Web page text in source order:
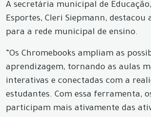
A secretária municipal de
Esportes, Cleri Siepmann, destacou
para a rede municipal de ensino.
“Os Chromebooks ampliam as
aprendizagem, tornando as aulas
interativas e conectadas com a
estudantes. Com essa ferramenta,
participam mais ativamente das